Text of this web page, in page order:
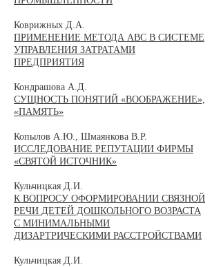
Коврижных Д.А.
ПРИМЕНЕНИЕ МЕТОДА АВС В СИСТЕМЕ
УПРАВЛЕНИЯ ЗАТРАТАМИ
ПРЕДПРИЯТИЯ
Кондрашова А.Д.
СУЩНОСТЬ ПОНЯТИЙ «ВООБРАЖЕНИЕ»,
«ПАМЯТЬ»
Копылов А.Ю., Шмаянкова В.Р.
ИССЛЕДОВАНИЕ РЕПУТАЦИИ ФИРМЫ
«СВЯТОЙ ИСТОЧНИК»
Кульчицкая Д.И.
К ВОПРОСУ ОФОРМИРОВАНИИ СВЯЗНОЙ
РЕЧИ ДЕТЕЙ ДОШКОЛЬНОГО ВОЗРАСТА
С МИНИМАЛЬНЫМИ
ДИЗАРТРИЧЕСКИМИ РАССТРОЙСТВАМИ
Кульчицкая Д.И.